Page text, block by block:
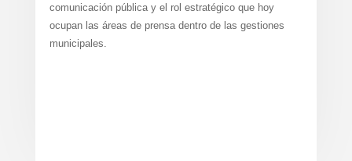
comunicación pública y el rol estratégico que hoy
ocupan las áreas de prensa dentro de las gestiones
municipales.